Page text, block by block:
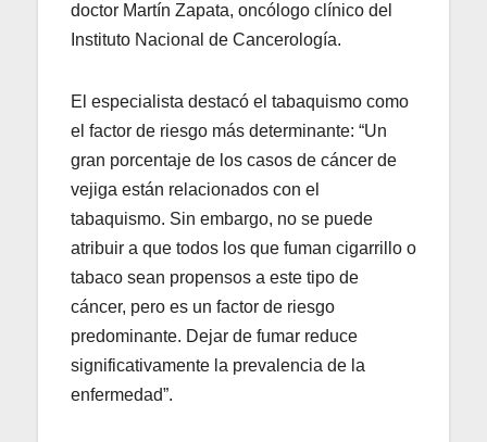
doctor Martín Zapata, oncólogo clínico del
Instituto Nacional de Cancerología.
El especialista destacó el tabaquismo como
el factor de riesgo más determinante: “Un
gran porcentaje de los casos de cáncer de
vejiga están relacionados con el
tabaquismo. Sin embargo, no se puede
atribuir a que todos los que fuman cigarrillo o
tabaco sean propensos a este tipo de
cáncer, pero es un factor de riesgo
predominante. Dejar de fumar reduce
significativamente la prevalencia de la
enfermedad”.